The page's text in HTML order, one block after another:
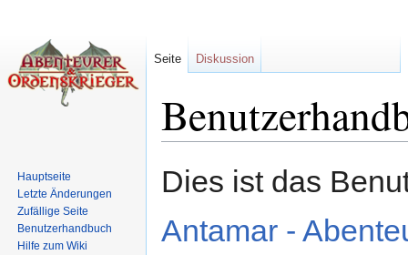
Dies ist das
Antamar -
Seite Diskussion
Hauptseite
Letzte Änderungen
Zufällige Seite
Benutzerhandbuch
Hilfe zum Wiki